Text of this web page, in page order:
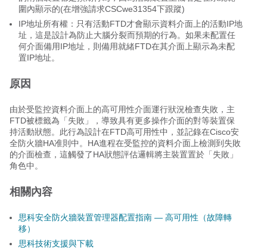
圍內顯示的(在增強請求CSCwe31354下跟蹤)
IP地址所有權：只有活動FTD才會顯示資料介面上的活動IP地
址，這是設計為防止大腦分裂而預期的行為。如果未配置任
何介面備用IP地址，則備用就緒FTD在其介面上顯示為未配
置IP地址。
原因
由於受監控資料介面上的高可用性介面運行狀況檢查失敗，主
FTD被標籤為「失敗」，導致具有更多操作介面的對等裝置保
持活動狀態。此行為設計在FTD高可用性中，並記錄在Cisco安
全防火牆HA准則中。HA進程在受監控的資料介面上檢測到失敗
的介面檢查，這觸發了HA狀態評估邏輯將主裝置置於「失敗」
角色中。
相關內容
思科安全防火牆裝置管理器配置指南 — 高可用性（故障轉
移）
思科技術支援與下載